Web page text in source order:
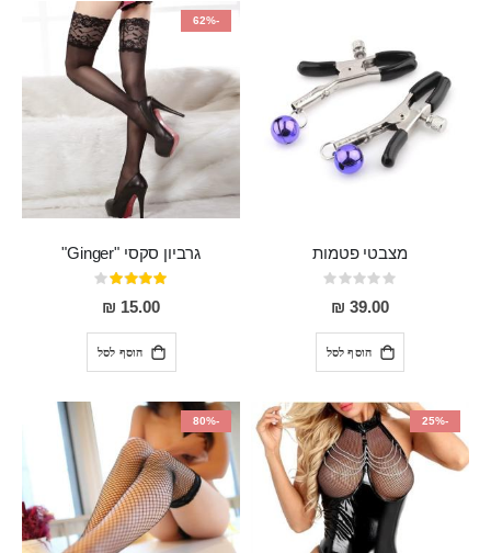
מצבטי פטמות
Rating:
0%
39.00 ₪
הוסף לסל
-62%
גרביון סקסי "Ginger"
דירוג:
80%
15.00 ₪
הוסף לסל
-25%
-80%